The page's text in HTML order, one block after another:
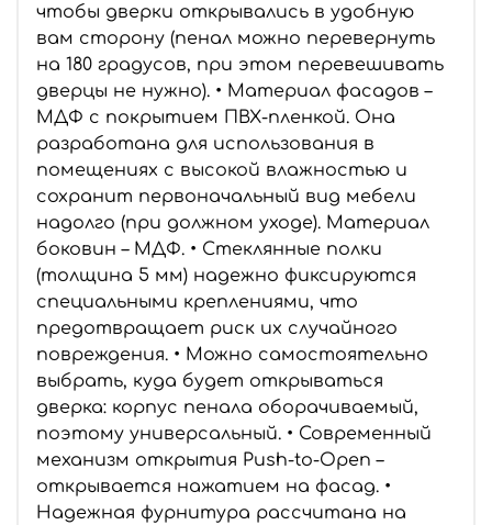
чтобы дверки открывались в удобную
вам сторону (пенал можно перевернуть
на 180 градусов, при этом перевешивать
дверцы не нужно). • Материал фасадов –
МДФ с покрытием ПВХ-пленкой. Она
разработана для использования в
помещениях с высокой влажностью и
сохранит первоначальный вид мебели
надолго (при должном уходе). Материал
боковин – МДФ. • Стеклянные полки
(толщина 5 мм) надежно фиксируются
специальными креплениями, что
предотвращает риск их случайного
повреждения. • Можно самостоятельно
выбрать, куда будет открываться
дверка: корпус пенала оборачиваемый,
поэтому универсальный. • Современный
механизм открытия Push-to-Open –
открывается нажатием на фасад. •
Надежная фурнитура рассчитана на